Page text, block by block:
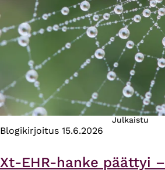
Julkaistu
Blogikirjoitus 15.6.2026
Xt-EHR-hanke päättyi –